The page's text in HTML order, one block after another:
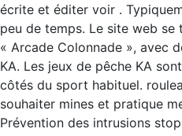
écrite et éditer voir .
peu de temps. Le site web se
« Arcade Colonnade », avec
KA. Les jeux de pêche KA
côtés du sport habituel.
souhaiter mines et pratique
Prévention des intrusions